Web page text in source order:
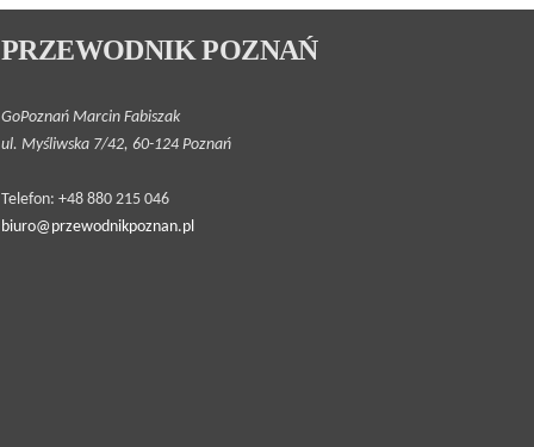
PRZEWODNIK POZNAŃ
GoPoznań Marcin Fabiszak
ul. Myśliwska 7/42, 60-124 Poznań
Telefon: +48 880 215 046
biuro@przewodnikpoznan.pl